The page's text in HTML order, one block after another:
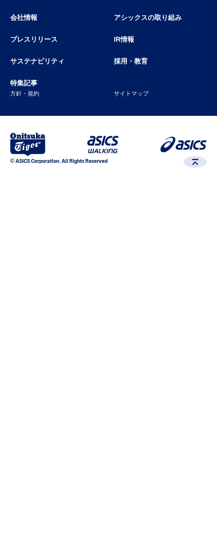
会社情報 アシックスの取り組み
プレスリリース IR情報
サステナビリティ 採用・教育
特集記事
方針・規約 サイトマップ
© ASICS Corporation. All Rights Reserved